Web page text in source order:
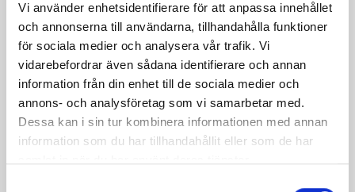
Vi använder enhetsidentifierare för att anpassa innehållet
och annonserna till användarna, tillhandahålla funktioner
för sociala medier och analysera vår trafik. Vi
vidarebefordrar även sådana identifierare och annan
information från din enhet till de sociala medier och
annons- och analysföretag som vi samarbetar med.
Dessa kan i sin tur kombinera informationen med annan
information som du har tillhandahållit eller som de har
Lax med spenat och
soltorkade tomater
Italiensk potatisgratäng